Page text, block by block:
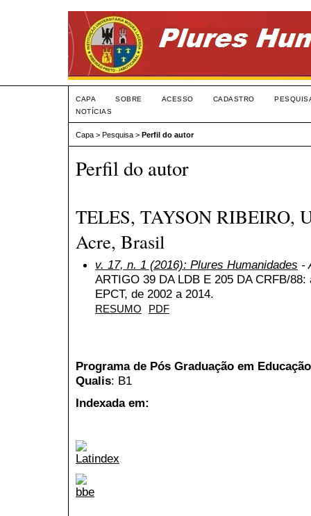
CAPA SOBRE ACESSO CADASTRO
NOTÍCIAS
Capa > Pesquisa > Perfil do autor
Perfil do autor
TELES, TAYSON RIBEIRO,
Acre, Brasil
v. 17, n. 1 (2016): Plures Humanidades -
ARTIGO 39 DA LDB E 205 DA CRFB/
EPCT, de 2002 a 2014.
RESUMO PDF
Programa de Pós Graduação em
Qualis: B1
Indexada em: